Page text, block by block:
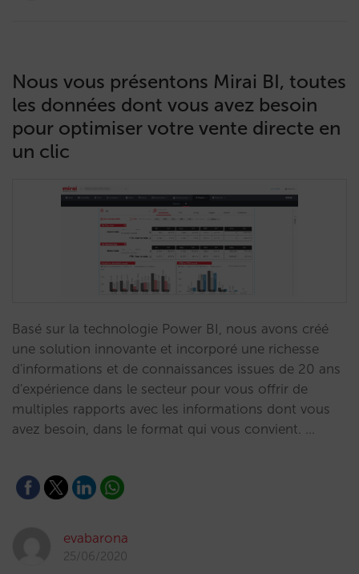
Nous vous présentons Mirai BI, toutes
les données dont vous avez besoin
pour optimiser votre vente directe en
un clic
Basé sur la technologie Power BI, nous avons créé
une solution innovante et incorporé une richesse
d'informations et de connaissances issues de 20 ans
d'expérience dans le secteur pour vous offrir de
multiples rapports avec les informations dont vous
avez besoin, dans le format qui vous convient. …
evabarona
25/06/2020